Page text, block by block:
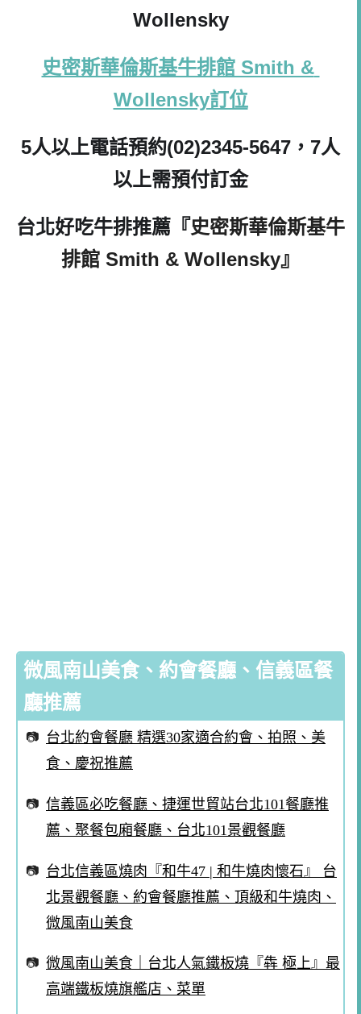
Wollensky
史密斯華倫斯基牛排館 Smith &
Wollensky訂位
5人以上電話預約(02)2345-5647 ， 7人
以上需預付訂金
台北好吃牛排推薦『史密斯華倫斯基牛
排館 Smith & Wollensky』
微風南山美食、約會餐廳、信義區餐
廳推薦
台北約會餐廳 精選30家適合約會、拍照、美
食、慶祝推薦
信義區必吃餐廳、捷運世貿站台北101餐廳推
薦、聚餐包廂餐廳、台北101景觀餐廳
台北信義區燒肉『和牛47 | 和牛燒肉懷石』 台
北景觀餐廳、約會餐廳推薦、頂級和牛燒肉、
微風南山美食
微風南山美食｜台北人氣鐵板燒『犇 極上』最
高端鐵板燒旗艦店、菜單